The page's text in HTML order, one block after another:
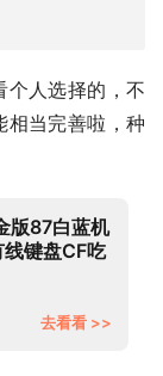
个人选择的，不
相当完善啦，种
版87白蓝机
键盘CF吃
去看看 >>